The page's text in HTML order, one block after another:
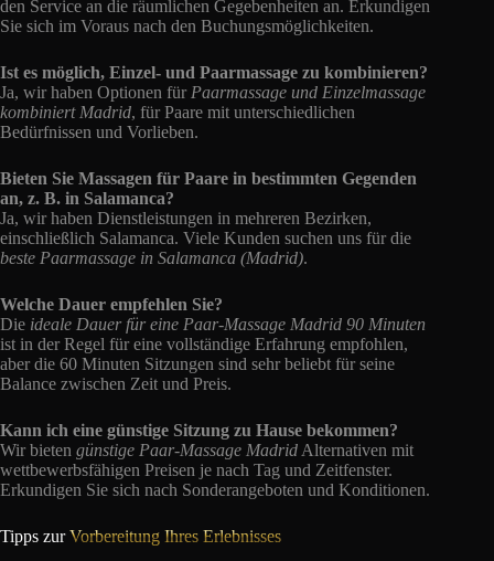
den Service an die räumlichen Gegebenheiten an. Erkundigen
Sie sich im Voraus nach den Buchungsmöglichkeiten.
Ist es möglich, Einzel- und Paarmassage zu kombinieren?
Ja, wir haben Optionen für Paarmassage und Einzelmassage
kombiniert Madrid, für Paare mit unterschiedlichen
Bedürfnissen und Vorlieben.
Bieten Sie Massagen für Paare in bestimmten Gegenden
an, z. B. in Salamanca?
Ja, wir haben Dienstleistungen in mehreren Bezirken,
einschließlich Salamanca. Viele Kunden suchen uns für die
beste Paarmassage in Salamanca (Madrid).
Welche Dauer empfehlen Sie?
Die ideale Dauer für eine Paar-Massage Madrid 90 Minuten
ist in der Regel für eine vollständige Erfahrung empfohlen,
aber die 60 Minuten Sitzungen sind sehr beliebt für seine
Balance zwischen Zeit und Preis.
Kann ich eine günstige Sitzung zu Hause bekommen?
Wir bieten günstige Paar-Massage Madrid Alternativen mit
wettbewerbsfähigen Preisen je nach Tag und Zeitfenster.
Erkundigen Sie sich nach Sonderangeboten und Konditionen.
Tipps zurVorbereitung Ihres Erlebnisses